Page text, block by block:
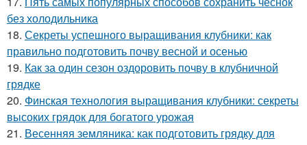
без холодильника
18. Секреты успешного выращивания клубники: как
правильно подготовить почву весной и осенью
19. Как за один сезон оздоровить почву в клубничной
грядке
20. Финская технология выращивания клубники: секреты
высоких грядок для богатого урожая
21. Весенняя земляника: как подготовить грядку для